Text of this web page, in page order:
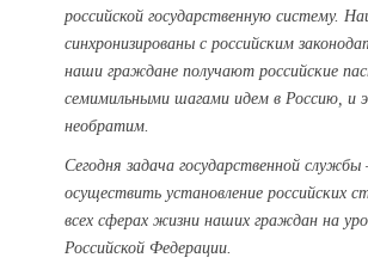
российской государственную систему.
синхронизированы с российским
наши граждане получают российские
семимильными шагами идем в Россию, и
необратим.
Сегодня задача государственной службы
осуществить установление российских
всех сферах жизни наших граждан на
Российской Федерации.